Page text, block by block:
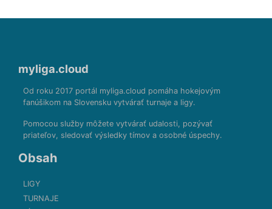
myliga.cloud
Od roku 2017 portál myliga.cloud pomáha hokejovým
fanúšikom na Slovensku vytvárať turnaje a ligy.
Pomocou služby môžete vytvárať udalosti, pozývať
priateľov, sledovať výsledky tímov a osobné úspechy.
Obsah
LIGY
TURNAJE